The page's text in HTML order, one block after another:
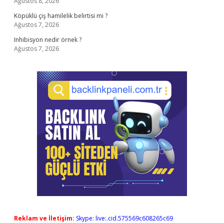
Köpüklü çiş hamilelik belirtisi mi ?
Ağustos 7, 2026
Inhibisyon nedir örnek ?
Ağustos 7, 2026
Reklam ve İletişim: Skype: live:.cid.575569c608265c69